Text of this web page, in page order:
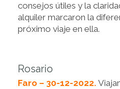
consejos útiles y la
alquiler marcaron la
próximo viaje en ella.
Rosario
Faro – 30-12-2022.